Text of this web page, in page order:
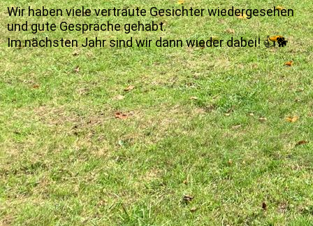
Wir haben viele vertraute Gesichter wiedergesehen
und gute Gespräche gehabt.
Im nächsten Jahr sind wir dann wieder dabei! 👍🐕